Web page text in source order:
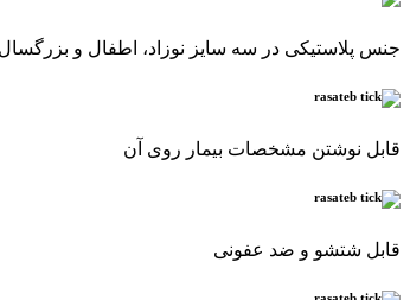
جنس پلاستیکی در سه سایز نوزاد، اطفال و
قابل نوشتن مشخصات بیمار روی آن
قابل شتشو و ضد عفونی